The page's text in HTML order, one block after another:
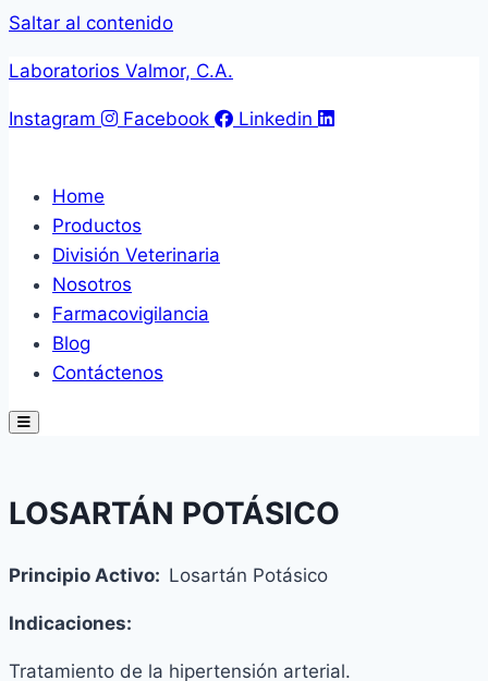
Saltar al contenido
Laboratorios Valmor, C.A.
Instagram Facebook Linkedin
Home
Productos
División Veterinaria
Nosotros
Farmacovigilancia
Blog
Contáctenos
Hamburger Toggle Menu
LOSARTÁN POTÁSICO
Principio Activo: Losartán Potásico
Indicaciones:
Tratamiento de la hipertensión arterial.